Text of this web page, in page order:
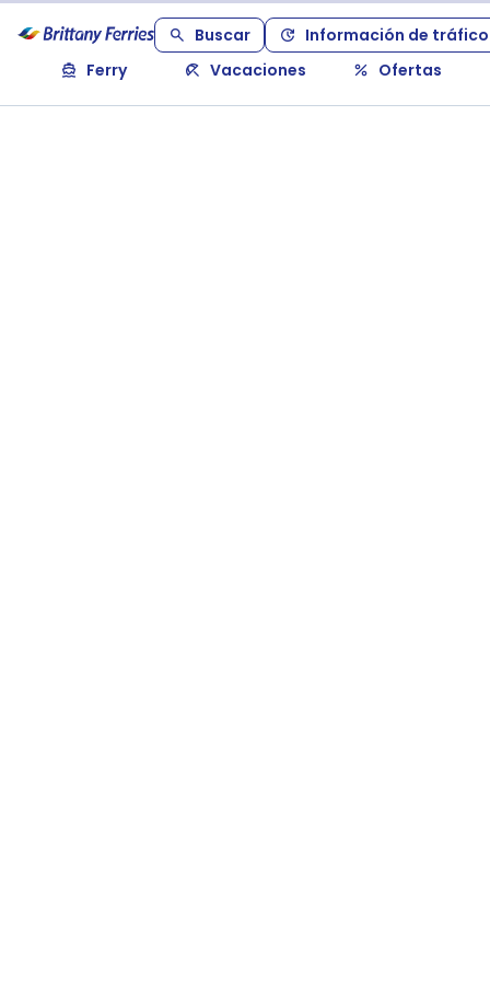
Buscar
Información de tráfico
Ferry
Vacaciones Ofertas